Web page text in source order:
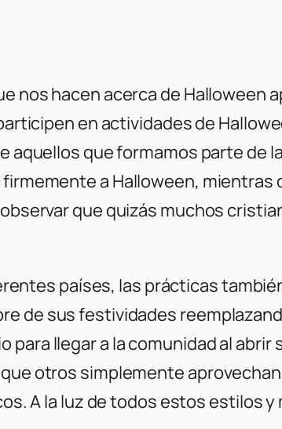
nos hacen acerca de Halloween
en actividades de
aquellos que formamos parte
a Halloween,
que quizás muchos
países, las prácticas
de sus festividades
para llegar a la comunidad al
otros simplemente
A la luz de todos estos estilos